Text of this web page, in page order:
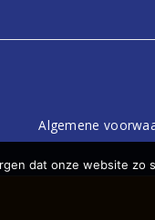
Algemene
dat onze website